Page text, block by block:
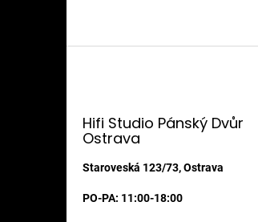
Hifi Studio Pánský Dvůr
Ostrava
Staroveská 123/73, Ostrava
PO-PA: 11:00-18:00